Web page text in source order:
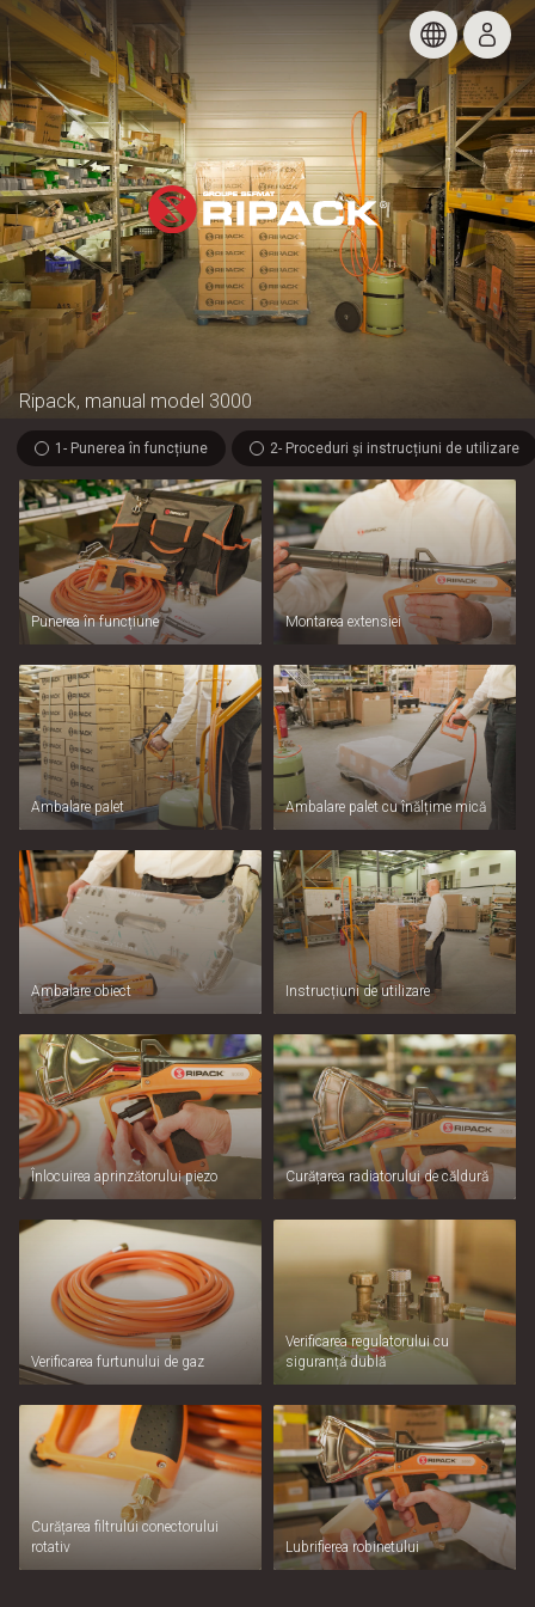
Ripack, manual model 3000
1- Punerea în funcțiune 2- Proceduri și instrucțiuni de utilizare
Punerea în funcțiune Montarea extensiei
Ambalare palet Ambalare palet cu înălțime mică
Ambalare obiect Instrucțiuni de utilizare
Înlocuirea aprinzătorului piezo Curățarea radiatorului de căldură
Verificarea furtunului de gaz
Verificarea regulatorului cu
siguranță dublă
Curățarea filtrului conectorului
rotativ
Lubrifierea robinetului